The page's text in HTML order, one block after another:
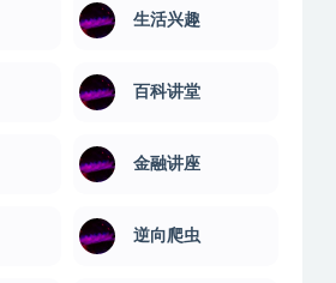
生活兴趣
百科讲堂
金融讲座
逆向爬虫